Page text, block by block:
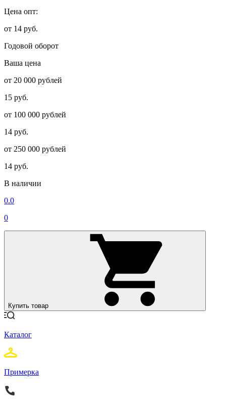
Цена опт:
от 14 руб.
Годовой оборот
Ваша цена
от 20 000 рублей
15 руб.
от 100 000 рублей
14 руб.
от 250 000 рублей
14 руб.
В наличии
0.0
0
Купить товар
Каталог
Примерка